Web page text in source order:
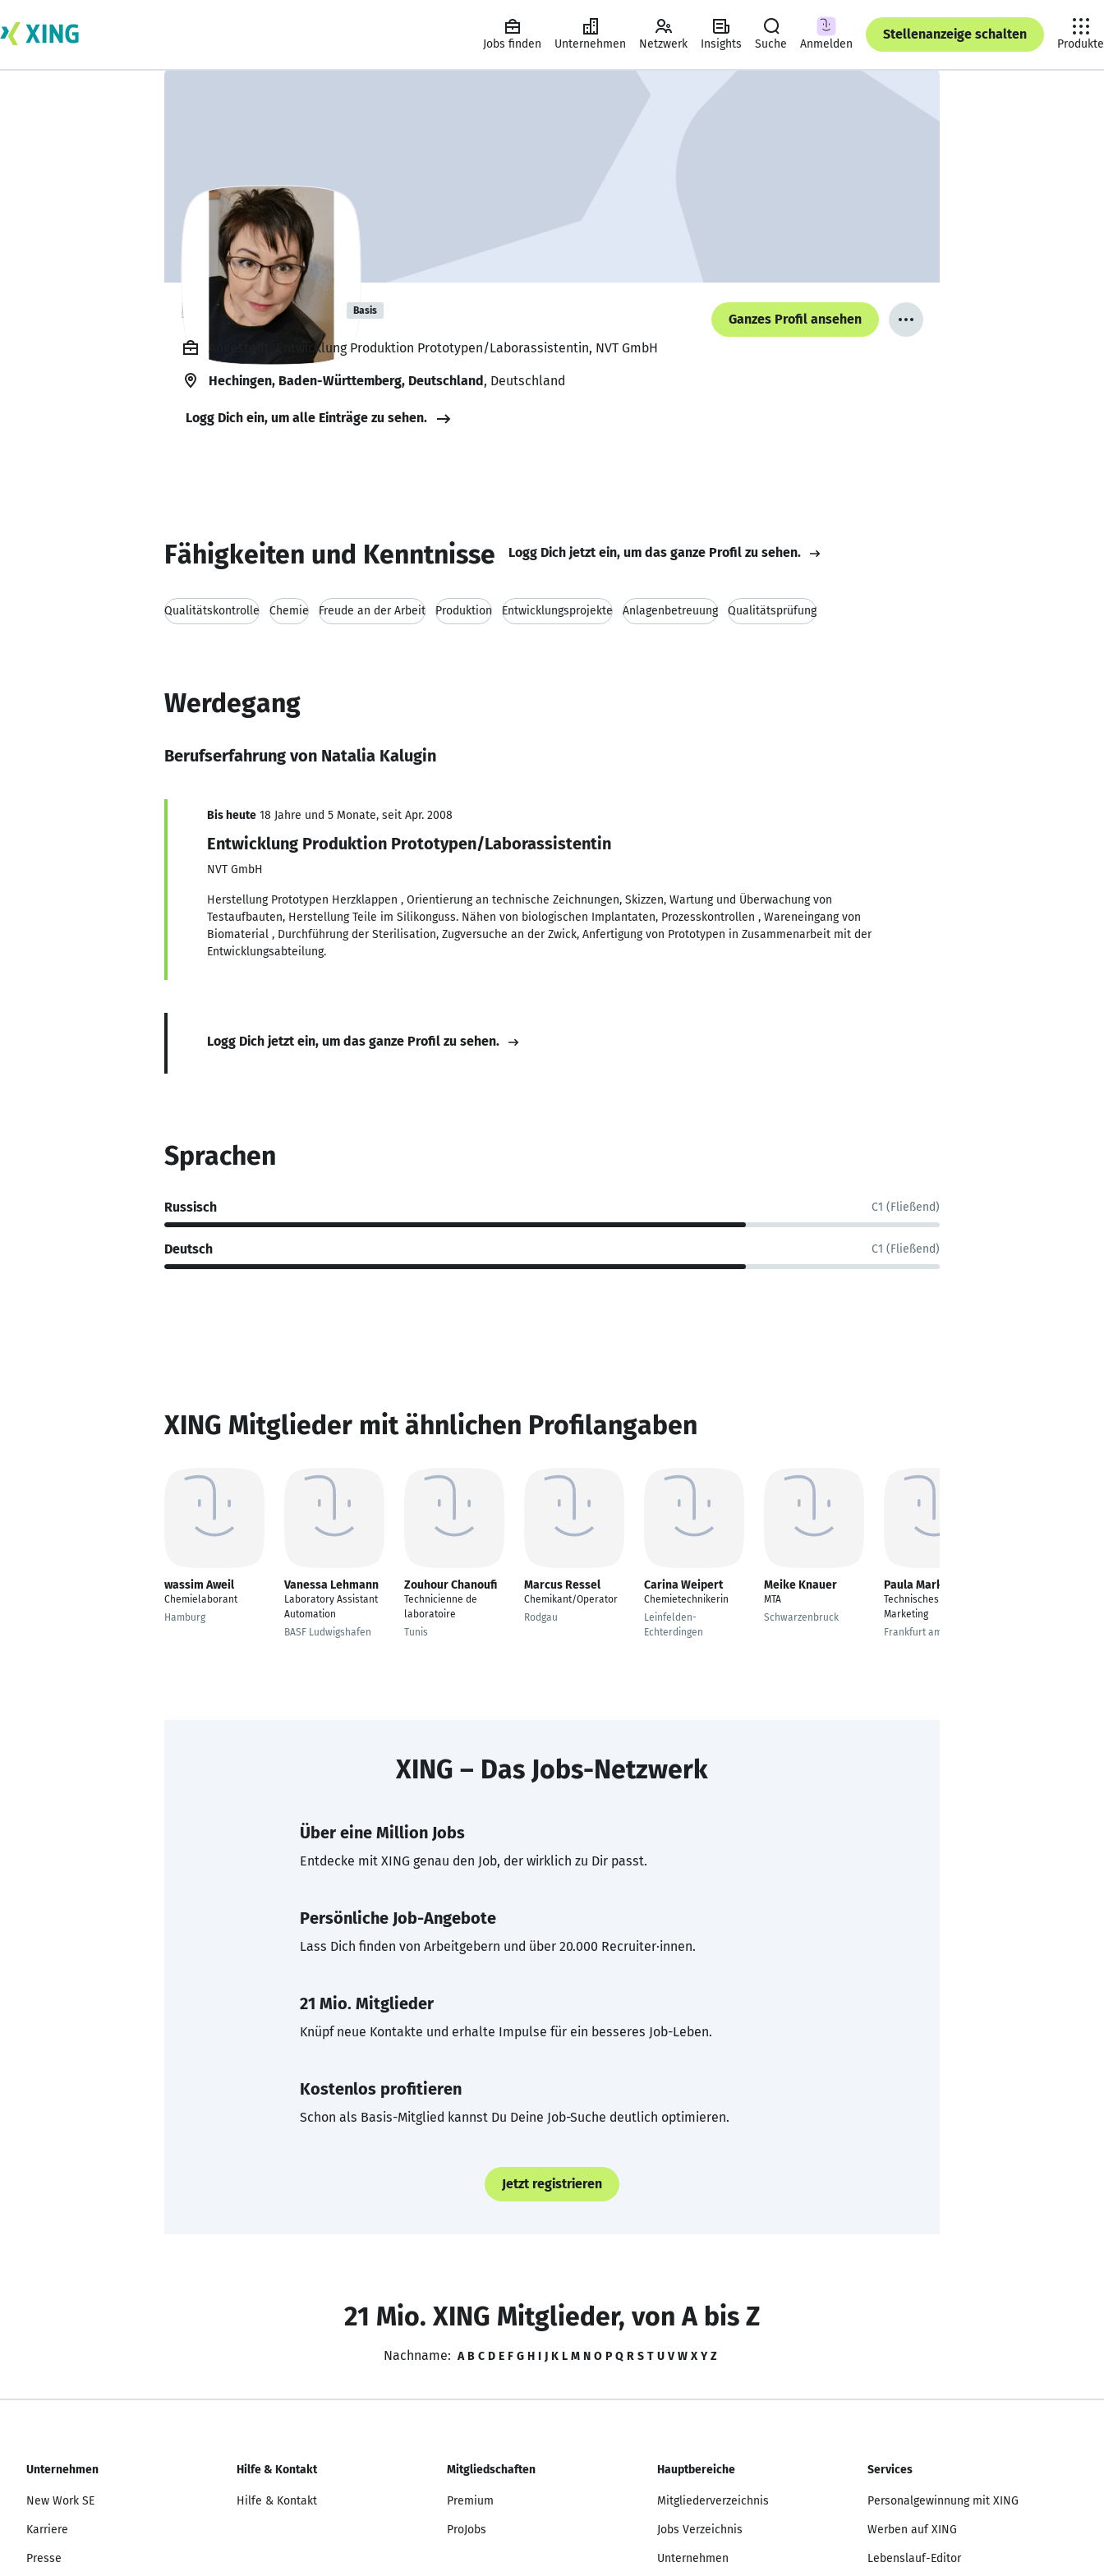
Jobs finden Unternehmen Netzwerk Insights Suche Anmelden
Stellenanzeige schalten
Produkte
Natalia Kalugin Basis
Ganzes Profil ansehen
Angestellt, Entwicklung Produktion Prototypen/Laborassistentin, NVT GmbH
Hechingen, Baden-Württemberg, Deutschland, Deutschland
Logg Dich ein, um alle Einträge zu sehen.
Fähigkeiten und Kenntnisse Logg Dich jetzt ein, um das ganze Profil zu sehen.
Qualitätskontrolle Chemie Freude an der Arbeit Produktion Entwicklungsprojekte Anlagenbetreuung Qualitätsprüfung
Werdegang
Berufserfahrung von Natalia Kalugin
Bis heute 18 Jahre und 5 Monate, seit Apr. 2008
Entwicklung Produktion Prototypen/Laborassistentin
NVT GmbH
Herstellung Prototypen Herzklappen , Orientierung an technische Zeichnungen, Skizzen, Wartung und Überwachung von
Testaufbauten, Herstellung Teile im Silikonguss. Nähen von biologischen Implantaten, Prozesskontrollen , Wareneingang von
Biomaterial , Durchführung der Sterilisation, Zugversuche an der Zwick, Anfertigung von Prototypen in Zusammenarbeit mit der
Entwicklungsabteilung.
Logg Dich jetzt ein, um das ganze Profil zu sehen.
Sprachen
Russisch C1 (Fließend)
Deutsch C1 (Fließend)
XING Mitglieder mit ähnlichen Profilangaben
wassim Aweil
Chemielaborant
Hamburg
Vanessa Lehmann
Laboratory Assistant
Automation
BASF Ludwigshafen
Zouhour Chanoufi
Technicienne de
laboratoire
Tunis
Marcus Ressel
Chemikant/Operator
Rodgau
Carina Weipert
Chemietechnikerin
Leinfelden-
Echterdingen
Meike Knauer
MTA
Schwarzenbruck
Paula Markovic
Technisches
Marketing
Frankfurt am Main
XING – Das Jobs-Netzwerk
Über eine Million Jobs
Entdecke mit XING genau den Job, der wirklich zu Dir passt.
Persönliche Job-Angebote
Lass Dich finden von Arbeitgebern und über 20.000 Recruiter·innen.
21 Mio. Mitglieder
Knüpf neue Kontakte und erhalte Impulse für ein besseres Job-Leben.
Kostenlos profitieren
Schon als Basis-Mitglied kannst Du Deine Job-Suche deutlich optimieren.
Jetzt registrieren
21 Mio. XING Mitglieder, von A bis Z
Nachname: A B C D E F G H I J K L M N O P Q R S T U V W X Y Z
Unternehmen
New Work SE
Karriere
Presse
Hilfe & Kontakt
Hilfe & Kontakt
Mitgliedschaften
Premium
ProJobs
Hauptbereiche
Mitgliederverzeichnis
Jobs Verzeichnis
Unternehmen
Services
Personalgewinnung mit XING
Werben auf XING
Lebenslauf-Editor